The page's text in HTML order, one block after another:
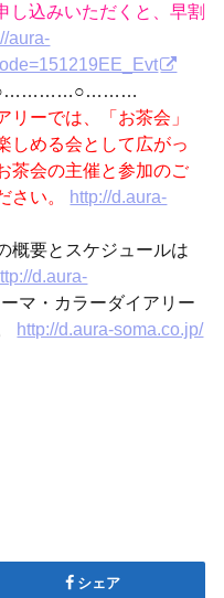
込みいただくと、早割
aura-
リーでは、「お茶会」
しめる会として広がっ
茶会の主催と参加のご
さい。
http://d.aura-
概要とスケジュールは
d.aura-
マ・カラーダイアリー
http://d.aura-soma.co.jp/
シェア